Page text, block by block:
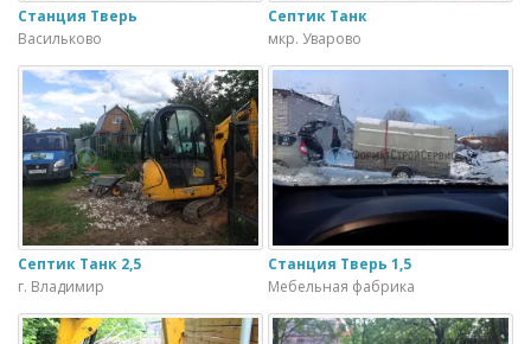
Станция Тверь
Васильково
Септик Танк
мкр. Уварово
Септик Танк 2,5
г. Владимир
Станция Тверь 1,5
Мебельная фабрика